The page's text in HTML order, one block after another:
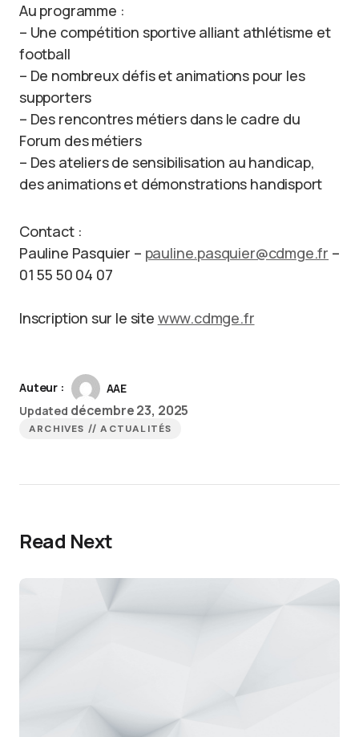
Au programme :
– Une compétition sportive alliant athlétisme et
football
– De nombreux défis et animations pour les
supporters
– Des rencontres métiers dans le cadre du
Forum des métiers
– Des ateliers de sensibilisation au handicap,
des animations et démonstrations handisport
Contact :
Pauline Pasquier – pauline.pasquier@cdmge.fr –
01 55 50 04 07
Inscription sur le site www.cdmge.fr
Auteur :
AAE
Updated décembre 23, 2025
ARCHIVES // ACTUALITÉS
Read Next